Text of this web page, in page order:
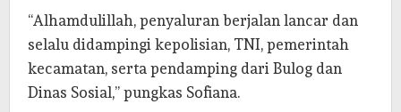
“Alhamdulillah, penyaluran berjalan lancar dan
selalu didampingi kepolisian, TNI, pemerintah
kecamatan, serta pendamping dari Bulog dan
Dinas Sosial,” pungkas Sofiana.